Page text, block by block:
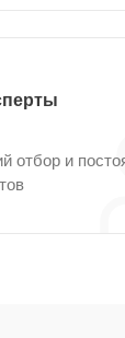
отбор и